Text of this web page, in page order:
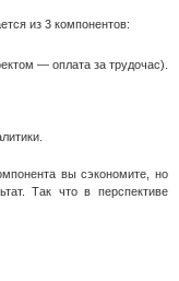
из 3 компонентов:
— оплата за трудочас).
вы сэкономите, но
Так что в перспективе